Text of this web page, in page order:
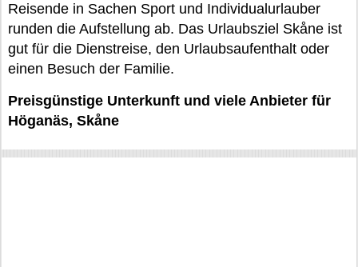
Reisende in Sachen Sport und Individualurlauber
runden die Aufstellung ab. Das Urlaubsziel Skåne ist
gut für die Dienstreise, den Urlaubsaufenthalt oder
einen Besuch der Familie.
Preisgünstige Unterkunft und viele Anbieter für
Höganäs, Skåne